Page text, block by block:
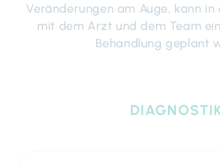
Veränderungen am Auge, kann
mit dem Arzt und dem Team
Behandlung geplant